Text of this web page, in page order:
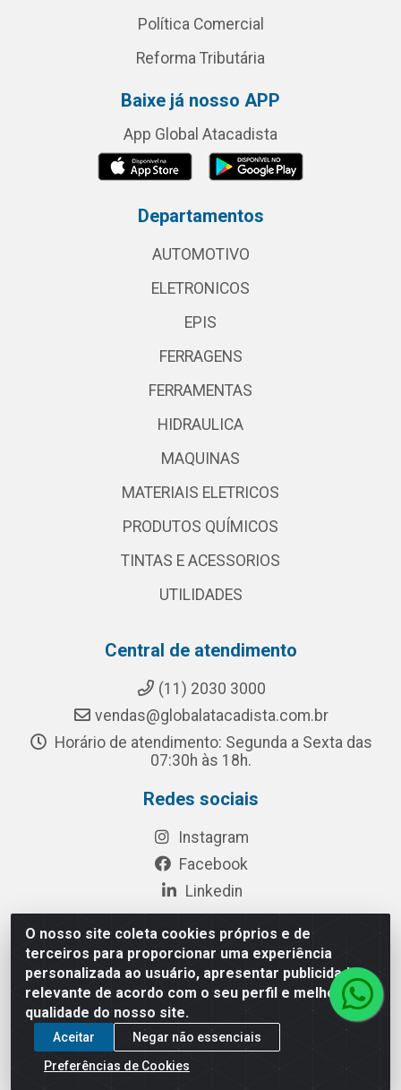
O nosso site coleta cookies próprios e de
terceiros para proporcionar uma experiência
personalizada ao usuário, apresentar publicidade
relevante de acordo com o seu perfil e melhorar a
qualidade do nosso site.
Aceitar
Negar não essenciais
Preferências de Cookies
Política Comercial
Reforma Tributária
Baixe já nosso APP
App Global Atacadista
Departamentos
AUTOMOTIVO
ELETRONICOS
EPIS
FERRAGENS
FERRAMENTAS
HIDRAULICA
MAQUINAS
MATERIAIS ELETRICOS
PRODUTOS QUÍMICOS
TINTAS E ACESSORIOS
UTILIDADES
Central de atendimento
(11) 2030 3000
vendas@globalatacadista.com.br
Horário de atendimento: Segunda a Sexta das
07:30h às 18h.
Redes sociais
Instagram
Facebook
Linkedin
Rua Chipuê, 117 - S. Miguel Paulista São Paulo/SP - CEP
08010-260- CNPJ: 03.010.739/0001-72